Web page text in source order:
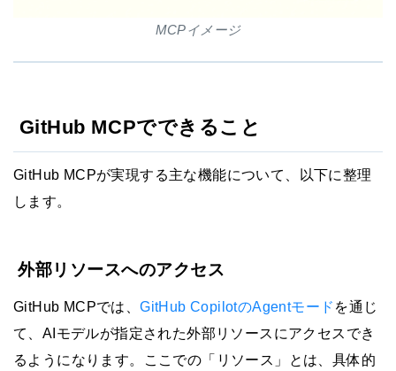
MCPイメージ
GitHub MCPでできること
GitHub MCPが実現する主な機能について、以下に整理
します。
外部リソースへのアクセス
GitHub MCPでは、GitHub CopilotのAgentモード を通じ
て、AIモデルが指定された外部リソースにアクセスでき
るようになります。ここでの「リソース」とは、具体的